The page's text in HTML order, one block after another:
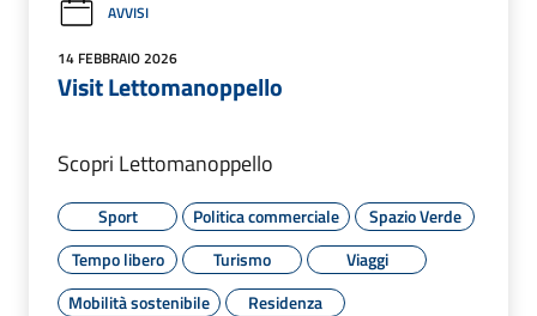
AVVISI
14 FEBBRAIO 2026
Visit Lettomanoppello
Scopri Lettomanoppello
Sport Politica commerciale
Spazio Verde
Tempo libero
Turismo
Viaggi
Mobilità sostenibile
Residenza